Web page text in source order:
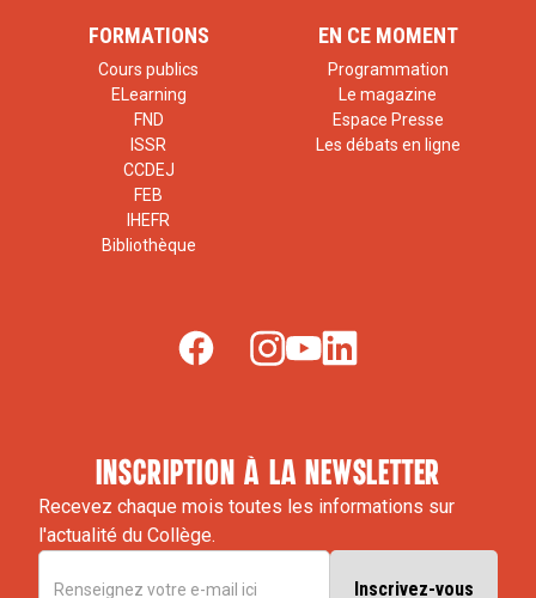
FORMATIONS
Cours publics
ELearning
FND
ISSR
CCDEJ
FEB
IHEFR
Bibliothèque
EN CE MOMENT
Programmation
Le magazine
Espace Presse
Les débats en ligne
inscription à la newsletter
Recevez chaque mois toutes les informations sur
l'actualité du Collège.